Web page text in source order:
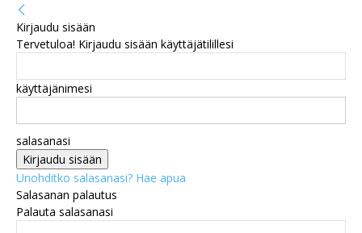
Kirjaudu sisään
Tervetuloa! Kirjaudu sisään käyttäjätilillesi
käyttäjänimesi
salasanasi
Unohditko salasanasi? Hae apua
Salasanan palautus
Palauta salasanasi